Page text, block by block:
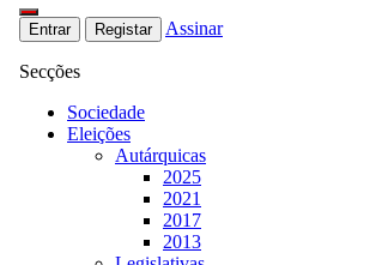
Entrar Registar Assinar
Secções
Sociedade
Eleições
Autárquicas
2025
2021
2017
2013